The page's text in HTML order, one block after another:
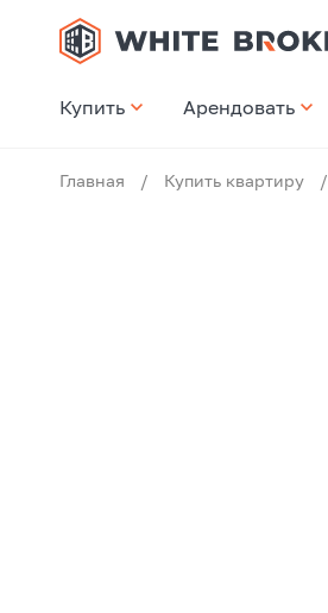
Купить Арендовать
Главная / Купить квартиру /